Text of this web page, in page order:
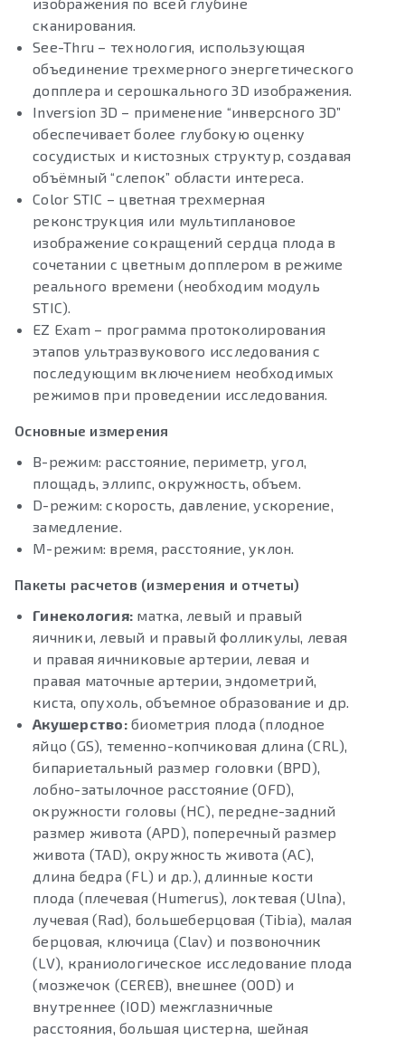
сканирования.
See-Thru – технология, использующая
объединение трехмерного энергетического
допплера и серошкального 3D изображения.
Inversion 3D – применение “инверсного 3D”
обеспечивает более глубокую оценку
сосудистых и кистозных структур, создавая
объёмный “слепок” области интереса.
Color STIC – цветная трехмерная
реконструкция или мультиплановое
изображение сокращений сердца плода в
сочетании с цветным допплером в режиме
реального времени (необходим модуль
STIC).
EZ Exam – программа протоколирования
этапов ультразвукового исследования с
последующим включением необходимых
режимов при проведении исследования.
Основные измерения
В-режим: расстояние, периметр, угол,
площадь, эллипс, окружность, объем.
D-режим: скорость, давление, ускорение,
замедление.
M-режим: время, расстояние, уклон.
Пакеты расчетов (измерения и отчеты)
Гинекология: матка, левый и правый
яичники, левый и правый фолликулы, левая
и правая яичниковые артерии, левая и
правая маточные артерии, эндометрий,
киста, опухоль, объемное образование и др.
Акушерство:биометрия плода (плодное
яйцо (GS), теменно-копчиковая длина (CRL),
бипариетальный размер головки (BPD),
лобно-затылочное расстояние (OFD),
окружности головы (НC), передне-задний
размер живота (APD), поперечный размер
живота (TAD), окружность живота (AC),
длина бедра (FL) и др.), длинные кости
плода (плечевая (Humerus), локтевая (Ulna),
лучевая (Rad), большеберцовая (Tibia), малая
берцовая, ключица (Clav) и позвоночник
(LV), краниологическое исследование плода
(мозжечок (CEREB), внешнее (OOD) и
внутреннее (IOD) межглазничные
расстояния, большая цистерна, шейная